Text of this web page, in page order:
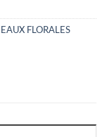
FLORALES